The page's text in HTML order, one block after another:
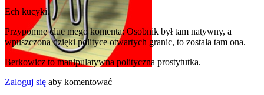
Ech kucyki.
Przypomnę clue mego komenta: Osobnik był tam natywny, a
wpuszczona dzięki polityce otwartych granic, to została tam ona.
Berkowicz to manipulatywna polityczna prostytutka.
Zaloguj się aby komentować